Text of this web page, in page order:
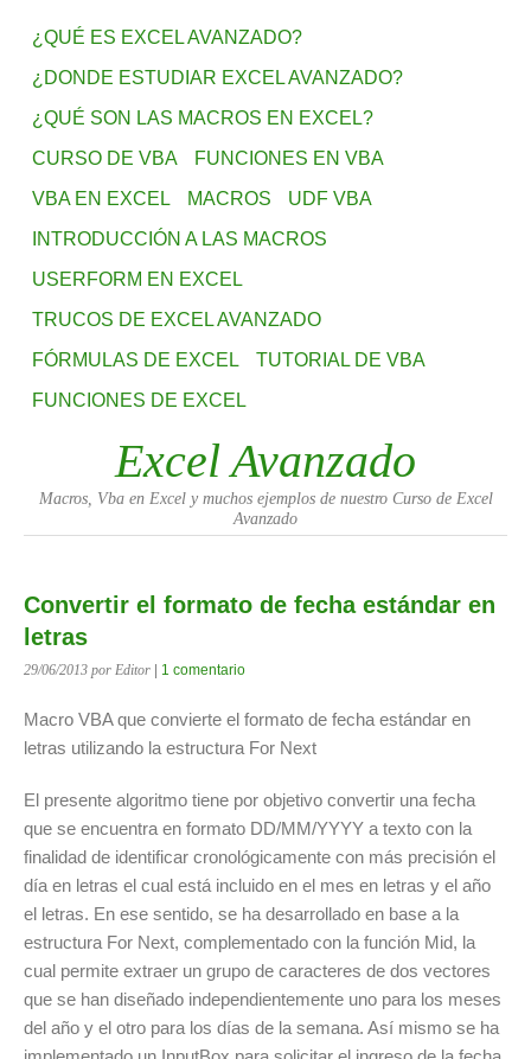
¿QUÉ ES EXCEL AVANZADO?
¿DONDE ESTUDIAR EXCEL AVANZADO?
¿QUÉ SON LAS MACROS EN EXCEL?
CURSO DE VBA
FUNCIONES EN VBA
VBA EN EXCEL
MACROS
UDF VBA
INTRODUCCIÓN A LAS MACROS
USERFORM EN EXCEL
TRUCOS DE EXCEL AVANZADO
FÓRMULAS DE EXCEL
TUTORIAL DE VBA
FUNCIONES DE EXCEL
Excel Avanzado
Macros, Vba en Excel y muchos ejemplos de nuestro Curso de Excel
Avanzado
Convertir el formato de fecha estándar en
letras
29/06/2013 por Editor 1 comentario
Macro VBA que convierte el formato de fecha estándar en
letras utilizando la estructura For Next
El presente algoritmo tiene por objetivo convertir una fecha
que se encuentra en formato DD/MM/YYYY a texto con la
finalidad de identificar cronológicamente con más precisión el
día en letras el cual está incluido en el mes en letras y el año
el letras. En ese sentido, se ha desarrollado en base a la
estructura For Next, complementado con la función Mid, la
cual permite extraer un grupo de caracteres de dos vectores
que se han diseñado independientemente uno para los meses
del año y el otro para los días de la semana. Así mismo se ha